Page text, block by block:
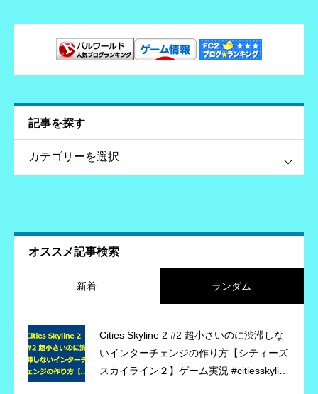
記事を探す
オススメ記事検索
新着 ランダム
Cities Skyline 2 #2 超小さいのに渋滞しな
いインターチェンジの作り方【シティーズ
スカイライン２】ゲーム実況 #citiesskylin